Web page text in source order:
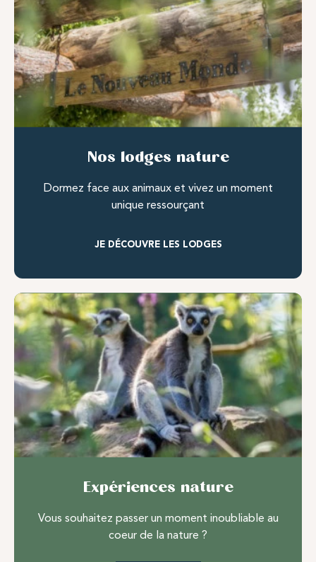
Nos lodges nature
Dormez face aux animaux et vivez un moment
unique ressourçant
JE DÉCOUVRE LES LODGES
Expériences nature
Vous souhaitez passer un moment inoubliable au
coeur de la nature ?